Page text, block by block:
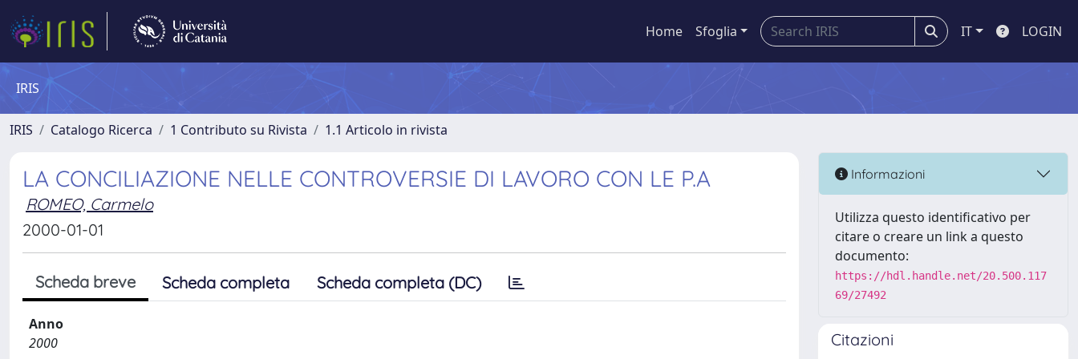
Home Sfoglia IT LOGIN
IRIS
IRIS Catalogo Ricerca 1 Contributo su Rivista 1.1 Articolo in rivista
LA CONCILIAZIONE NELLE CONTROVERSIE DI LAVORO CON LE P.A
ROMEO, Carmelo
2000-01-01
Scheda breve Scheda completa Scheda completa (DC)
Anno
2000
Informazioni
Utilizza questo identificativo per
citare o creare un link a questo
documento:
https://hdl.handle.net/20.500.117
69/27492
Citazioni